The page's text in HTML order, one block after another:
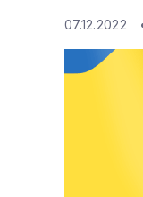
07.12.2022